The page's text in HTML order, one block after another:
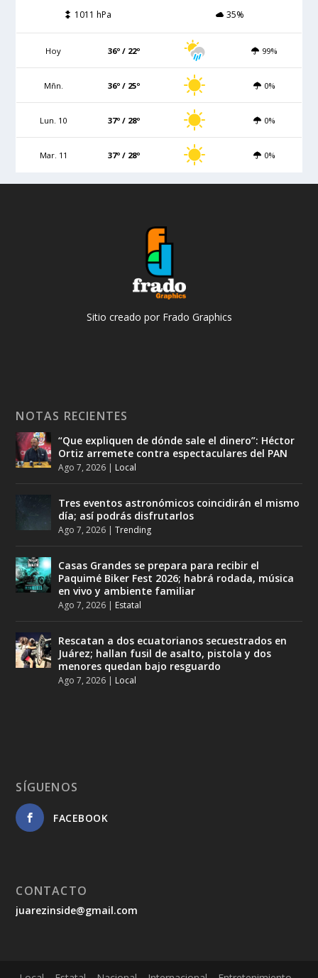
1011 hPa
35%
Hoy 36º / 22º 99%
Mñn. 36º / 25º 0%
Lun. 10 37º / 28º 0%
Mar. 11 37º / 28º 0%
Sitio creado por Frado Graphics
NOTAS RECIENTES
“Que expliquen de dónde sale el dinero”: Héctor
Ortiz arremete contra espectaculares del PAN
Ago 7, 2026 | Local
Tres eventos astronómicos coincidirán el mismo
día; así podrás disfrutarlos
Ago 7, 2026 |Trending
Casas Grandes se prepara para recibir el
Paquimé Biker Fest 2026; habrá rodada, música
en vivo y ambiente familiar
Ago 7, 2026 | Estatal
Rescatan a dos ecuatorianos secuestrados en
Juárez; hallan fusil de asalto, pistola y dos
menores quedan bajo resguardo
Ago 7, 2026 | Local
SÍGUENOS
FACEBOOK
CONTACTO
juarezinside@gmail.com